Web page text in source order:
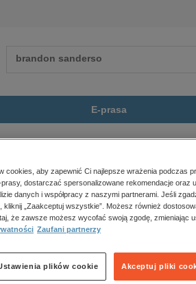
E-prasa
społeczno-informacyjne
naukowe
Tom 1: Typologia aksjologiczna
cookies, aby zapewnić Ci najlepsze wrażenia podczas
dostarczać spersonalizowane rekomendacje oraz
danych i współpracy z naszymi partnerami. Jeśli
„Zaakceptuj wszystkie”. Możesz również
że zawsze możesz wycofać swoją zgodę, zmieniając
Zaufani partnerzy
Akceptuj pliki
plików cookie